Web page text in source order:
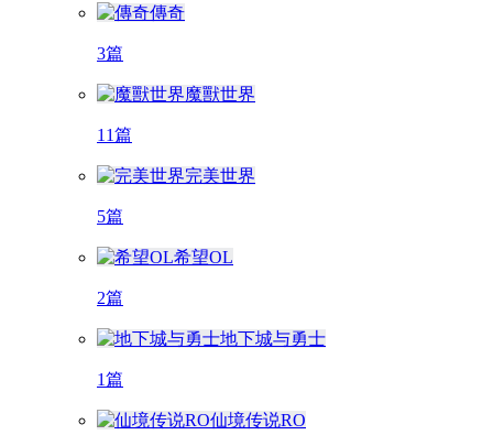
傳奇
3篇
魔獸世界
11篇
完美世界
5篇
希望OL
2篇
地下城与勇士
1篇
仙境传说RO